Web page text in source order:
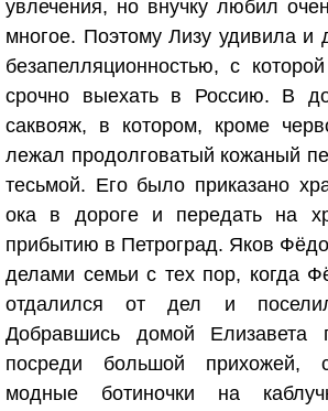
увлечения, но внучку любил
многое. Поэтому Лизу удивила и
безапелляционностью, с
срочно выехать в Россию. В
саквояж, в котором, кроме
лежал продолговатый кожаный
тесьмой. Его было приказано
ока в дороге и передать на
прибытию в Петроград. Яков
делами семьи с тех пор, когда
отдалился от дел и
Добравшись домой Елизавета
посреди большой прихожей,
модные ботиночки на